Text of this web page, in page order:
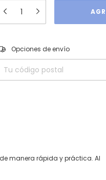
para el CP:
Opciones de envío
manera rápida y práctica. Al